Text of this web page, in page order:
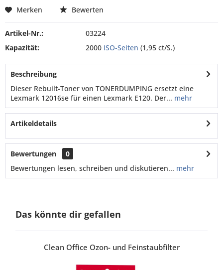
Merken Bewerten
Artikel-Nr.:
03224
Kapazität:
2000 ISO-Seiten (1,95 ct/S.)
Beschreibung
Dieser Rebuilt-Toner von TONERDUMPING ersetzt eine
Lexmark 12016se für einen Lexmark E120. Der... mehr
Artikeldetails
Bewertungen
0
Bewertungen lesen, schreiben und diskutieren... mehr
Das könnte dir gefallen
Clean Office Ozon- und Feinstaubfilter